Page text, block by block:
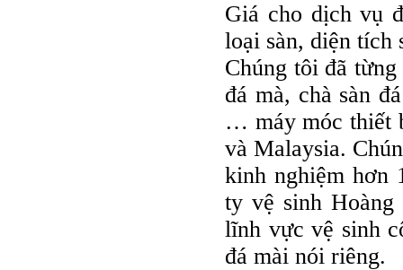
Giá cho dịch vụ
loại sàn, diện tích
Chúng tôi đã
đá mà, chà sàn
… máy móc thiết
và Malaysia.
kinh nghiệm hơn
ty vệ sinh
lĩnh vực vệ sinh
đá mài nói riêng.